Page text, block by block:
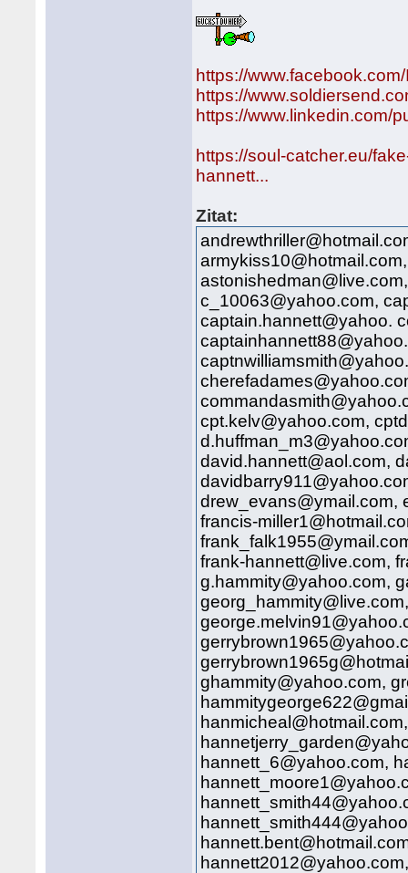
https://
https://
https://www.linkedin.com/
https://soul-catcher.eu/
hannett...
Zitat:
c_10063@yahoo.com,
captain.hannett@yahoo.
cpt.kelv@yahoo.com,
david.hannett@aol.com,
drew_evans@ymail.com,
francis-
frank-hannett@live.com,
g.hammity@yahoo.com,
ghammity@yahoo.com,
hannett_6@yahoo.com,